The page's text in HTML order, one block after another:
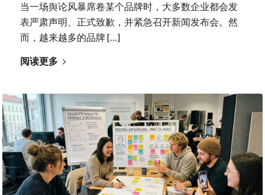
当一场舆论风暴席卷某个品牌时，大多数企业都会发
表严肃声明、正式致歉，并紧急召开新闻发布会。然
而，越来越多的品牌 […]
阅读更多